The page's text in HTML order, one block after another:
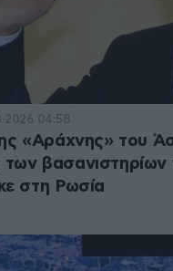
04:58
«Αράχνης» του
βασανιστηρίων
στη Ρωσία